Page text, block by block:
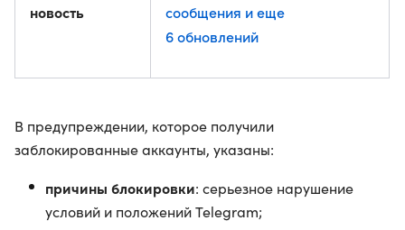
новость
сообщения и еще
6 обновлений
В предупреждении, которое получили
заблокированные аккаунты, указаны:
причины блокировки: серьезное нарушение
условий и положений Telegram;